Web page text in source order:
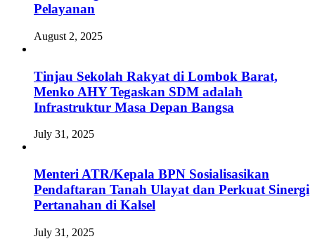
Pelayanan
August 2, 2025
Tinjau Sekolah Rakyat di Lombok Barat,
Menko AHY Tegaskan SDM adalah
Infrastruktur Masa Depan Bangsa
July 31, 2025
Menteri ATR/Kepala BPN Sosialisasikan
Pendaftaran Tanah Ulayat dan Perkuat Sinergi
Pertanahan di Kalsel
July 31, 2025